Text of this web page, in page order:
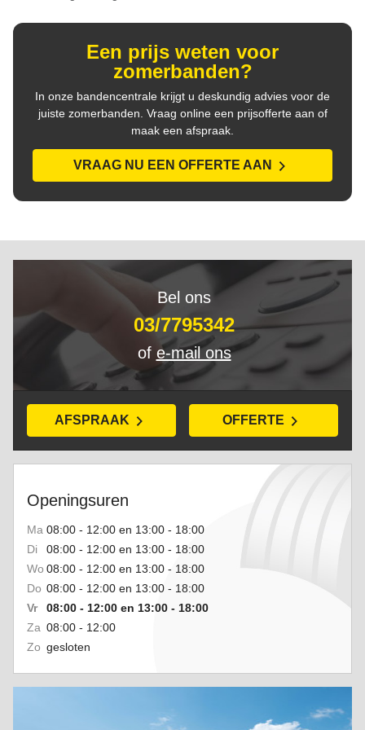
Een prijs weten voor
zomerbanden?
In onze bandencentrale krijgt u deskundig advies voor de
juiste zomerbanden. Vraag online een prijsofferte aan of
maak een afspraak.
VRAAG NU EEN OFFERTE AAN
Bel ons
03/7795342
of e-mail ons
AFSPRAAK OFFERTE
Openingsuren
Ma 08:00 - 12:00 en 13:00 - 18:00
Di
08:00 - 12:00 en 13:00 - 18:00
Wo 08:00 - 12:00 en 13:00 - 18:00
Do 08:00 - 12:00 en 13:00 - 18:00
Vr
08:00 - 12:00 en 13:00 - 18:00
Za 08:00 - 12:00
Zo gesloten